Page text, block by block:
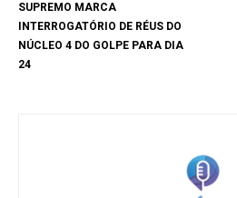
SUPREMO MARCA
INTERROGATÓRIO DE RÉUS DO
NÚCLEO 4 DO GOLPE PARA DIA
24